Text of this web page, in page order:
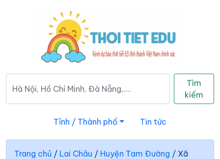
Tìm
kiếm
Tỉnh / Thành phố Tin tức
Trang chủ / Lai Châu / Huyện Tam Đường / Xã